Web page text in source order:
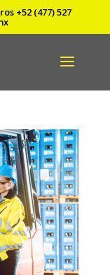
+52 (477) 527